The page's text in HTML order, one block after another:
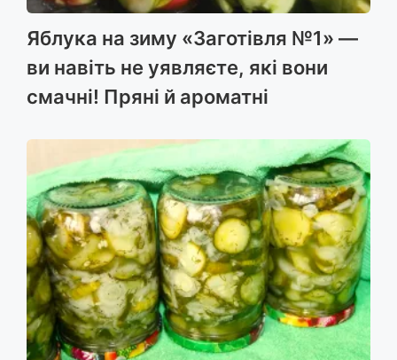
Яблука на зиму «Заготівля №1» —
ви навіть не уявляєте, які вони
смачні! Пряні й ароматні